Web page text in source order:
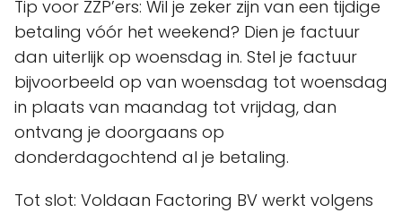
Tip voor ZZP’ers: Wil je zeker zijn van een tijdige
betaling vóór het weekend? Dien je factuur
dan uiterlijk op woensdag in. Stel je factuur
bijvoorbeeld op van woensdag tot woensdag
in plaats van maandag tot vrijdag, dan
ontvang je doorgaans op
donderdagochtend al je betaling.
Tot slot: Voldaan Factoring BV werkt volgens